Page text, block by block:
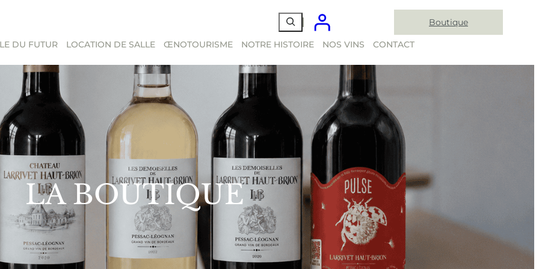
Boutique
DU FUTUR LOCATION DE SALLE ŒNOTOURISME NOTRE HISTOIRE NOS VINS CONTACT
LA BOUTIQUE